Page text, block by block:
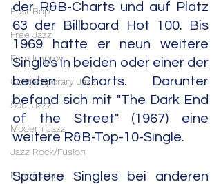
Post Bop
Free Jazz
Free Improv
Contemporary Jazz
Soul Jazz
Modern Jazz
Jazz Rock/Fusion
Electric Jazz
der R&B-Charts und auf Platz
63 der Billboard Hot 100. Bis
1969 hatte er neun weitere
Singles in beiden oder einer der
beiden Charts. Darunter
befand sich mit "The Dark End
of the Street" (1967) eine
weitere R&B-Top-10-Single.
Spätere Singles bei anderen